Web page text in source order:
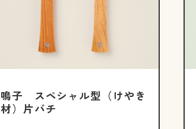
鳴子 スペシャル型（けやき
材）片バチ